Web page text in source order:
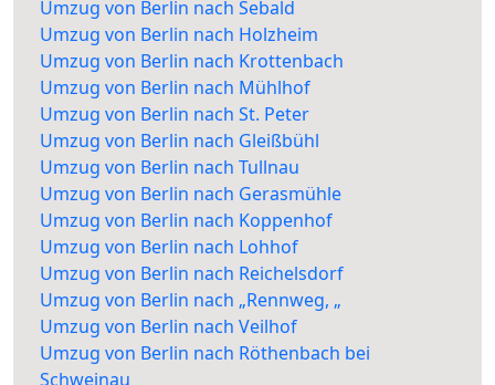
Umzug von Berlin nach Sebald
Umzug von Berlin nach Holzheim
Umzug von Berlin nach Krottenbach
Umzug von Berlin nach Mühlhof
Umzug von Berlin nach St. Peter
Umzug von Berlin nach Gleißbühl
Umzug von Berlin nach Tullnau
Umzug von Berlin nach Gerasmühle
Umzug von Berlin nach Koppenhof
Umzug von Berlin nach Lohhof
Umzug von Berlin nach Reichelsdorf
Umzug von Berlin nach „Rennweg, „
Umzug von Berlin nach Veilhof
Umzug von Berlin nach Röthenbach bei
Schweinau